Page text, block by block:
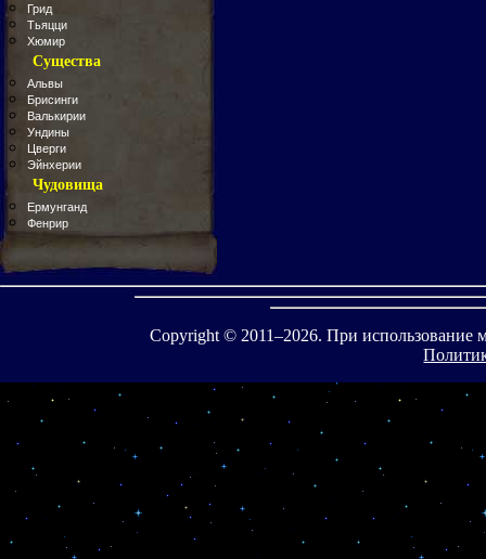
Грид
Тьяцци
Хюмир
Существа
Альвы
Брисинги
Валькирии
Ундины
Цверги
Эйнхерии
Чудовища
Ермунганд
Фенрир
Copyright © 2011–2026. При использование